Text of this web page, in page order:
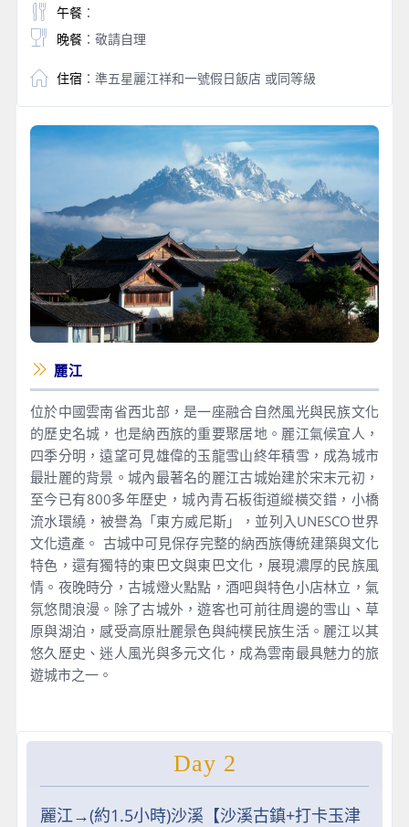
午餐：
晚餐：敬請自理
住宿 ：準五星麗江祥和一號假日飯店 或同等級
麗江
位於中國雲南省西北部，是一座融合自然風光與民族文化
的歷史名城，也是納西族的重要聚居地。麗江氣候宜人，
四季分明，遠望可見雄偉的玉龍雪山終年積雪，成為城市
最壯麗的背景。城內最著名的麗江古城始建於宋末元初，
至今已有800多年歷史，城內青石板街道縱橫交錯，小橋
流水環繞，被譽為「東方威尼斯」，並列入UNESCO世界
文化遺產。 古城中可見保存完整的納西族傳統建築與文化
特色，還有獨特的東巴文與東巴文化，展現濃厚的民族風
情。夜晚時分，古城燈火點點，酒吧與特色小店林立，氣
氛悠閒浪漫。除了古城外，遊客也可前往周邊的雪山、草
原與湖泊，感受高原壯麗景色與純樸民族生活。麗江以其
悠久歷史、迷人風光與多元文化，成為雲南最具魅力的旅
遊城市之一。
Day 2
麗江→(約1.5小時)沙溪【沙溪古鎮+打卡玉津